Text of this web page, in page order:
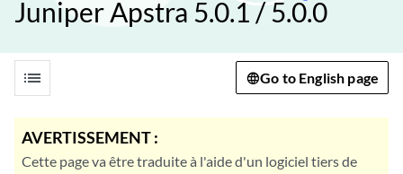
Juniper Apstra 5.0.1 / 5.0.0
list Go to English page
AVERTISSEMENT :
Cette page va être traduite à l'aide d'un logiciel tiers de